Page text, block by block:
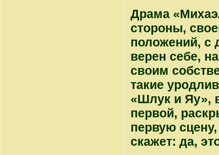
Драма
стороны,
положений, с
верен себе,
своим
такие
«Шлук и Яу»,
первой,
первую сцену,
скажет: да,